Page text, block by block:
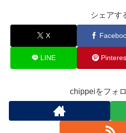
シェアす
X
LINE
chippeiをフォ